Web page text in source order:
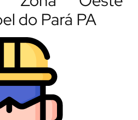
do Pará PA